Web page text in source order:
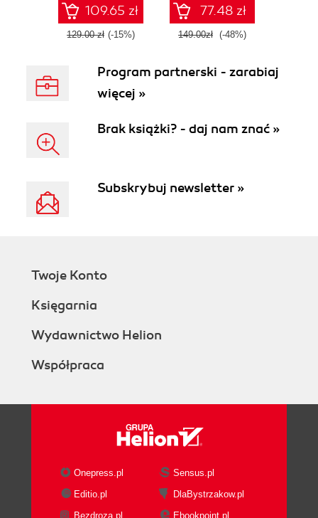
109.65 zł
129.00 zł (-15%)
77.48 zł
149.00zł (-48%)
Program partnerski - zarabiaj
więcej »
Brak książki? - daj nam znać »
Subskrybuj newsletter »
Twoje Konto
Księgarnia
Wydawnictwo Helion
Współpraca
Onepress.pl
Sensus.pl
Editio.pl
DlaBystrzakow.pl
Bezdroza.pl
Ebookpoint.pl